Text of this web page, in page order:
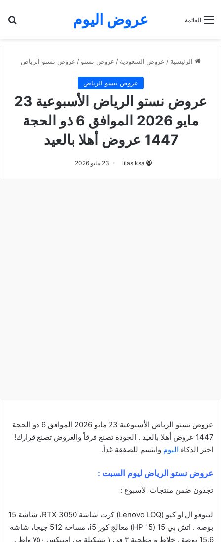
عروض اليوم القائمة
الرئيسية / عروض السعودية / عروض نستو / عروض نستو الرياض
عروض نستو الرياض
عروض نستو الرياض الأسبوعية 23
مايو 2026 الموافق 6 ذو الحجة
1447 عروض أهلا بالعيد
lilas ksa 23 مايو,2026
عروض نستو الرياض الأسبوعية 23 مايو 2026 الموافق 6 ذو الحجة
1447 عروض أهلا بالعيد . الجودة تصنع فرقاً والعروض تصنع قرارك!
اختر الذكاء اليوم وابتسم للصفقة غداً.
عروض نستو الرياض ليوم السبت :
تجدون ضمن منتجات الأسبوع :
لينوفو ال او كيو (Lenovo LOQ)
كرت شاشة RTX 3050، شاشة 15
بوصة . اتش بي 15 (HP 15)
معالج كور i5، مساحة 512 جيجا، شاشة
15.6 بوصة . خلاط و مطحنة ٣ في ١ تشكيلة من إمبيكس ٧٥٠ واط .